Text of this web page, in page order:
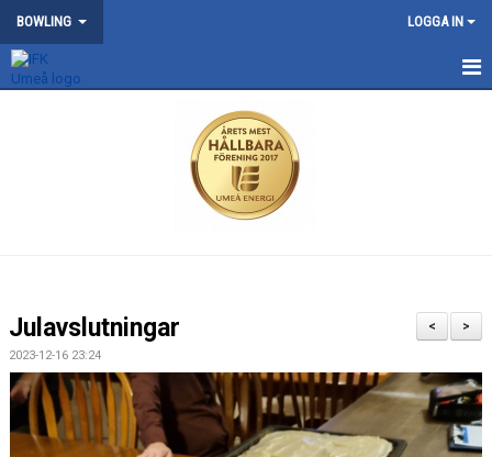
BOWLING LOGGA IN
>
<
Julavslutningar
2023-12-16 23:24